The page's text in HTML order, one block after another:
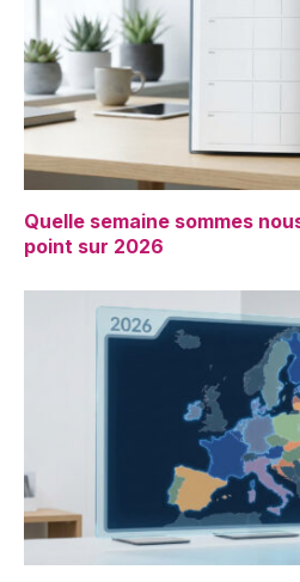
Quelle semaine sommes
point sur 2026